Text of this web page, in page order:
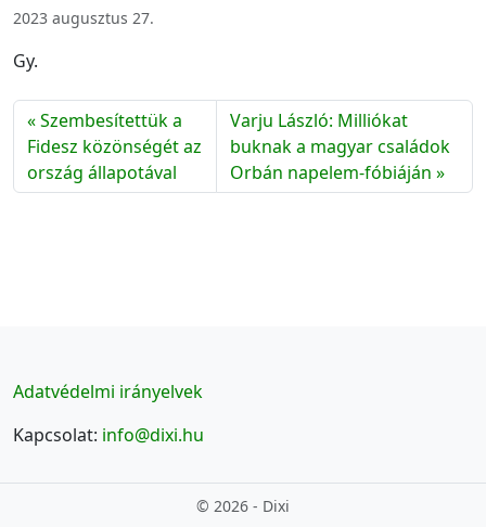
2023 augusztus 27.
Gy.
Szembesítettük a
Fidesz közönségét az
ország állapotával
Varju László: Milliókat
buknak a magyar családok
Orbán napelem-fóbiáján
Adatvédelmi irányelvek
Kapcsolat: info@dixi.hu
© 2026 - Dixi